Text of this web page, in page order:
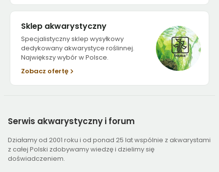
Sklep akwarystyczny
Specjalistyczny sklep wysyłkowy
dedykowany akwarystyce roślinnej.
Największy wybór w Polsce.
Zobacz ofertę
Serwis akwarystyczny i forum
Działamy od 2001 roku i od ponad 25 lat wspólnie z akwarystami
z całej Polski zdobywamy wiedzę i dzielimy się
doświadczeniem.